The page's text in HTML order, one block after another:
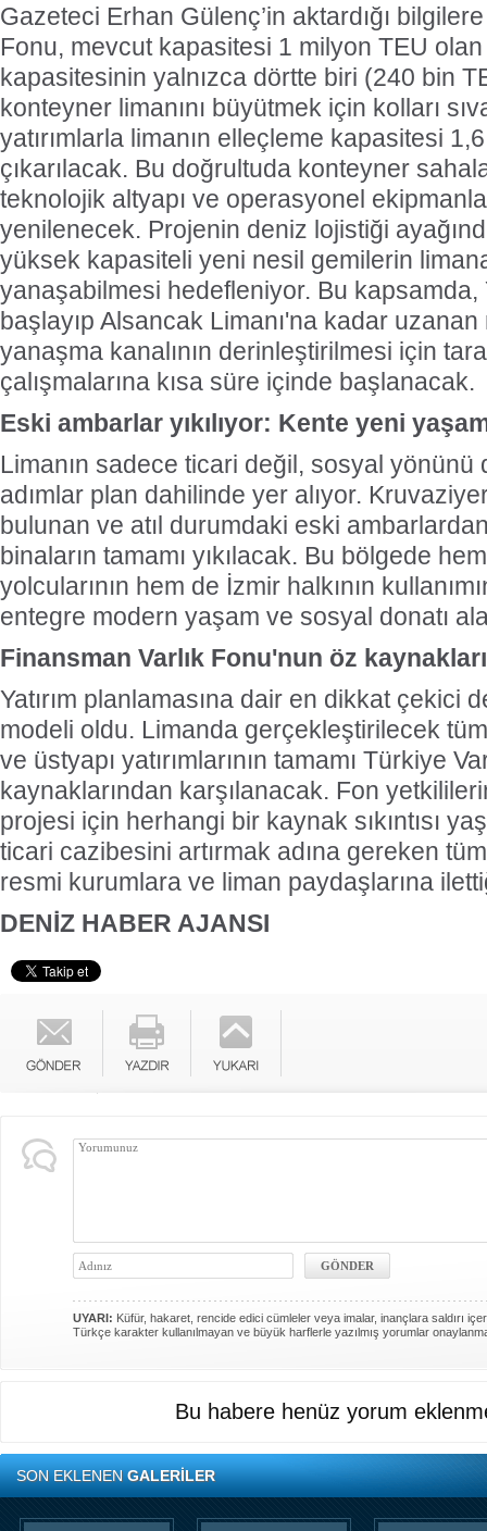
Gazeteci Erhan Gülenç’in aktardığı
Fonu, mevcut kapasitesi 1 milyon TEU
kapasitesinin yalnızca dörtte biri (240 bin
konteyner limanını büyütmek için kolları
yatırımlarla limanın elleçleme kapasitesi
çıkarılacak. Bu doğrultuda konteyner
teknolojik altyapı ve operasyonel
yenilenecek. Projenin deniz lojistiği
yüksek kapasiteli yeni nesil gemilerin
yanaşabilmesi hedefleniyor. Bu
başlayıp Alsancak Limanı'na kadar
yanaşma kanalının derinleştirilmesi için
çalışmalarına kısa süre içinde başlanacak.
Eski ambarlar yıkılıyor: Kente yeni
Limanın sadece ticari değil, sosyal yönünü
adımlar plan dahilinde yer alıyor.
bulunan ve atıl durumdaki eski
binaların tamamı yıkılacak. Bu bölgede
yolcularının hem de İzmir halkının
entegre modern yaşam ve sosyal donatı
Finansman Varlık Fonu'nun öz
Yatırım planlamasına dair en dikkat çekici
modeli oldu. Limanda gerçekleştirilecek
ve üstyapı yatırımlarının tamamı Türkiye
kaynaklarından karşılanacak. Fon
projesi için herhangi bir kaynak sıkıntısı
ticari cazibesini artırmak adına gereken tüm
resmi kurumlara ve liman paydaşlarına
DENİZ HABER AJANSI
UYARI: Küfür, hakaret, rencide edici cümleler veya imalar, inançlara saldırı
Türkçe karakter kullanılmayan ve büyük harflerle yazılmış yorumlar
Bu habere henüz yorum
SON EKLENENGALERİLER